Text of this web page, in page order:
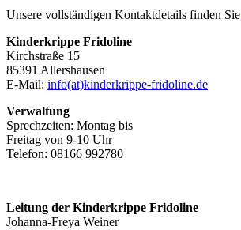
Unsere vollständigen Kontaktdetails finden Sie
Kinderkrippe Fridoline
Kirchstraße 15
85391 Allershausen
E-Mail: info(at)kinderkrippe-fridoline.de
Verwaltung
Sprechzeiten: Montag bis
Freitag von 9-10 Uhr
Telefon: 08166 992780
Leitung der Kinderkrippe Fridoline
Johanna-Freya Weiner